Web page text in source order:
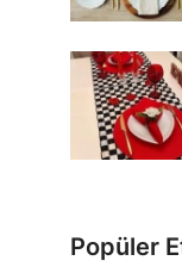
Popüler